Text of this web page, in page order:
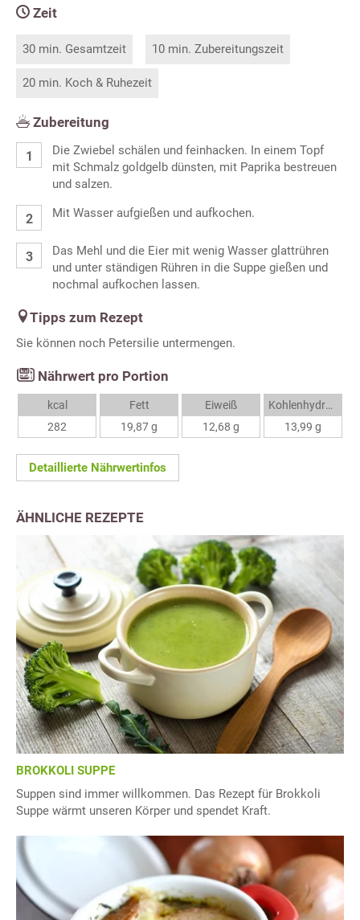
Zeit
30 min. Gesamtzeit 10 min. Zubereitungszeit
20 min. Koch & Ruhezeit
Zubereitung
Die Zwiebel schälen und feinhacken. In einem Topf
mit Schmalz goldgelb dünsten, mit Paprika bestreuen
und salzen.
Mit Wasser aufgießen und aufkochen.
Das Mehl und die Eier mit wenig Wasser glattrühren
und unter ständigen Rühren in die Suppe gießen und
nochmal aufkochen lassen.
Tipps zum Rezept
Sie können noch Petersilie untermengen.
Nährwert pro Portion
kcal
282
Fett
19,87 g
Eiweiß
12,68 g
Kohlenhydrate
13,99 g
Detaillierte Nährwertinfos
ÄHNLICHE REZEPTE
BROKKOLI SUPPE
Suppen sind immer willkommen. Das Rezept für Brokkoli
Suppe wärmt unseren Körper und spendet Kraft.